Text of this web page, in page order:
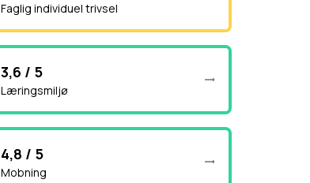
Faglig individuel trivsel
3,6 / 5
Læringsmiljø
4,8 / 5
Mobning